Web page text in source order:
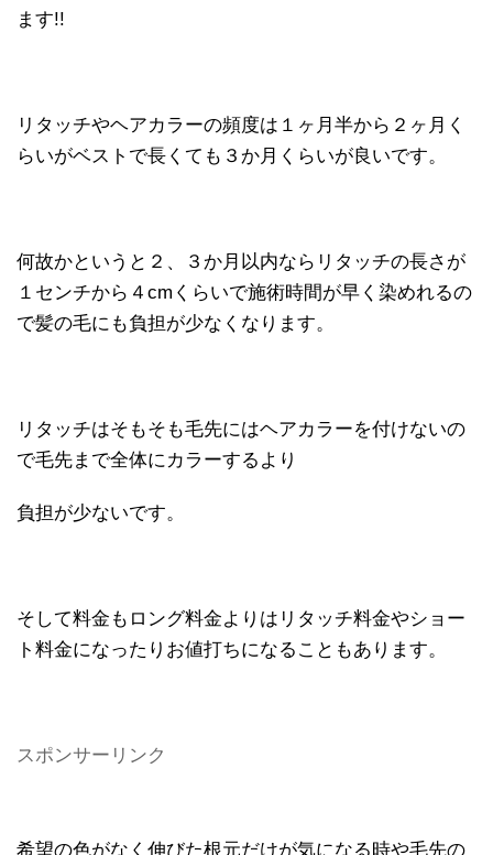
ます!!
リタッチやヘアカラーの頻度は１ヶ月半から２ヶ月く
らいがベストで長くても３か月くらいが良いです。
何故かというと２、３か月以内ならリタッチの長さが
１センチから４cmくらいで施術時間が早く染めれるの
で髪の毛にも負担が少なくなります。
リタッチはそもそも毛先にはヘアカラーを付けないの
で毛先まで全体にカラーするより
負担が少ないです。
そして料金もロング料金よりはリタッチ料金やショー
ト料金になったりお値打ちになることもあります。
スポンサーリンク
希望の色がなく伸びた根元だけが気になる時や毛先の